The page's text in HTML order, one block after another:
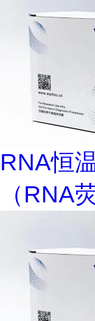
RNA恒
（RNA